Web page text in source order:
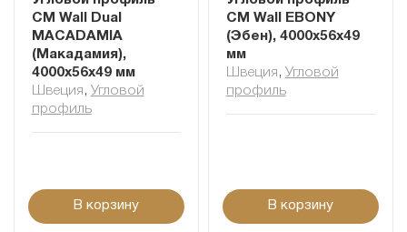
CM Wall Dual
MACADAMIA
(Макадамия),
4000х56х49 мм
Швеция , Угловой
профиль
В корзину
CM Wall EBONY
(Эбен), 4000х56х49
мм
Швеция , Угловой
профиль
В корзину